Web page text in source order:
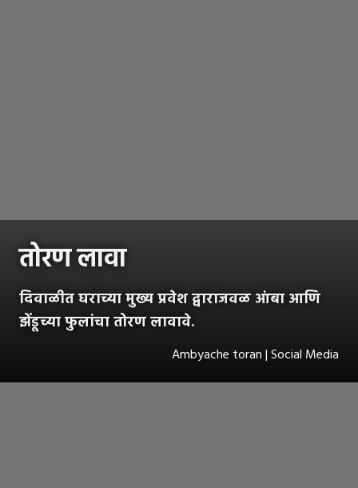
तोरण लावा
दिवाळीत घराच्या मुख्य प्रवेश द्वाराजवळ आंबा आणि
झेंडूच्या फुलांचा तोरण लावावे.
Ambyache toran | Social Media